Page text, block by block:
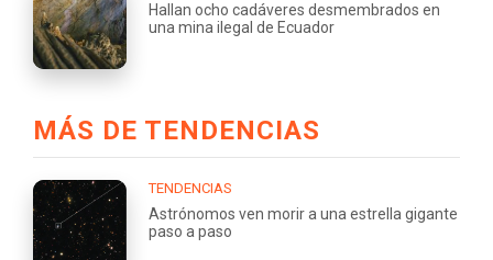
Hallan ocho cadáveres desmembrados en
una mina ilegal de Ecuador
MÁS DE TENDENCIAS
TENDENCIAS
Astrónomos ven morir a una estrella gigante
paso a paso